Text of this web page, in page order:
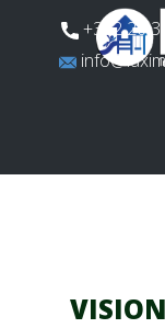
​+352 26